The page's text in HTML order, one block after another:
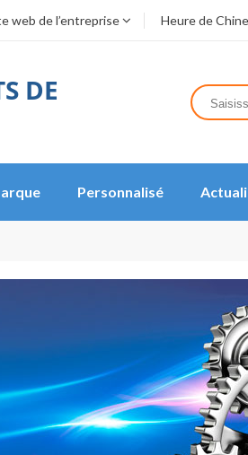
web de l’entreprise Heure de
DE
Personnalisé